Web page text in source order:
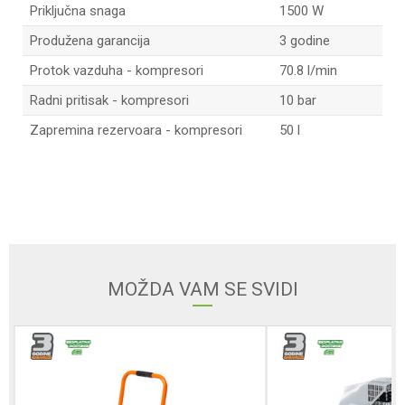
Priključna snaga
1500 W
Produžena garancija
3 godine
Protok vazduha - kompresori
70.8 l/min
Radni pritisak - kompresori
10 bar
Zapremina rezervoara - kompresori
50 l
Poruka
MOŽDA VAM SE SVIDI